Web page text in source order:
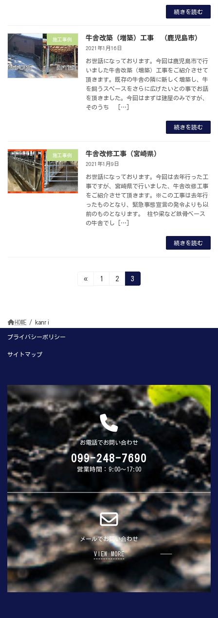
続きを読む
施工事例 牛舎改築（増築）工事 （鹿児島市）
2021年1月16日
お世話になっております。今回は鹿児島市で行
いました牛舎改築（増築）工事をご紹介させて
頂きます。既存の牛舎の隣に新しく増築し、牛
を飼うスペースをさらに広げたいとの事でお話
を頂きました。今回はまずは建屋のみですが、
そのうち […]
続きを読む
施工事例 牛舎改修工事（宮崎県）
2021年1月9日
お世話になっております。今回は去年行った工
事ですが、宮崎県で行いました、牛舎改修工事
をご紹介させて頂きます。※この工事は去年行
ったものとなり、緊急事態宣言の発令よりも以
前のものとなります。 柱や梁など鉄骨ベース
の牛舎でし […]
続きを読む
の
ペ
ー
送
り
«
固
1
固
2
固
定
3
HOME kanri
プライバシーポリシー
サイトマップ
お電話でお問い合わせ
099-248-7690
営業時間：9:00～17:00
メールでお問い合わせ
VIEW MORE